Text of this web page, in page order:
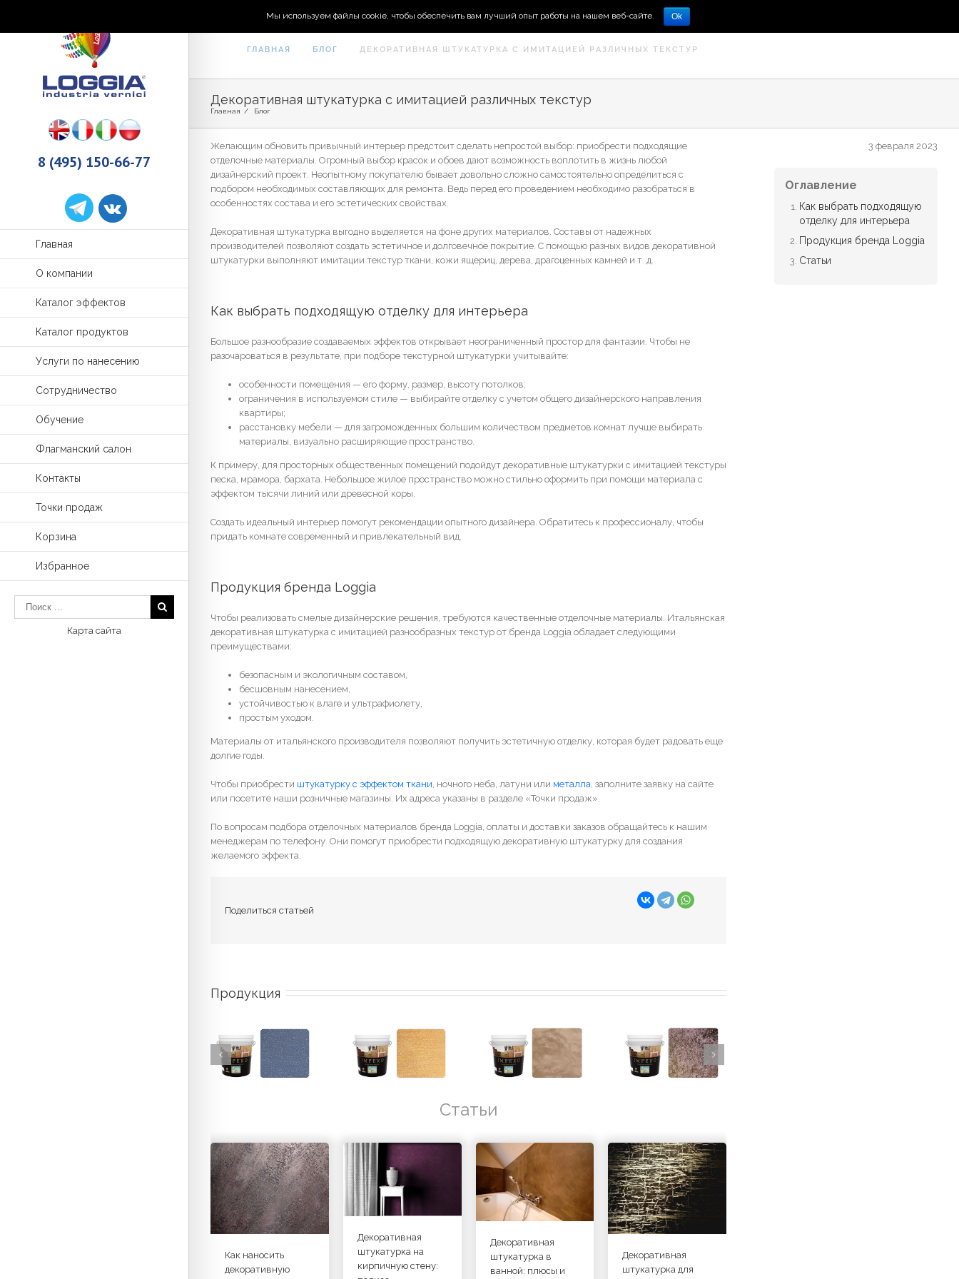
8 (495) 150-66-77
Главная
О компании
Каталог эффектов
Каталог продуктов
Услуги по нанесению
Сотрудничество
Обучение
Флагманский салон
Контакты
Точки продаж
Корзина
Избранное
Карта сайта
ГЛАВНАЯ БЛОГ ДЕКОРАТИВНАЯ ШТУКАТУРКА С ИМИТАЦИЕЙ РАЗЛИЧНЫХ ТЕКСТУР
Декоративная штукатурка с имитацией различных текстур
Главная / Блог
Желающим обновить привычный интерьер предстоит сделать непростой выбор: приобрести подходящие
отделочные материалы. Огромный выбор красок и обоев дают возможность воплотить в жизнь любой
дизайнерский проект. Неопытному покупателю бывает довольно сложно самостоятельно определиться с
подбором необходимых составляющих для ремонта. Ведь перед его проведением необходимо разобраться в
особенностях состава и его эстетических свойствах.
Декоративная штукатурка выгодно выделяется на фоне других материалов. Составы от надежных
производителей позволяют создать эстетичное и долговечное покрытие. С помощью разных видов декоративной
штукатурки выполняют имитации текстур ткани, кожи ящериц, дерева, драгоценных камней и т. д.
Как выбрать подходящую отделку для интерьера
Большое разнообразие создаваемых эффектов открывает неограниченный простор для фантазии. Чтобы не
разочароваться в результате, при подборе текстурной штукатурки учитывайте:
особенности помещения — его форму, размер, высоту потолков;
ограничения в используемом стиле — выбирайте отделку с учетом общего дизайнерского направления
квартиры;
расстановку мебели — для загроможденных большим количеством предметов комнат лучше выбирать
материалы, визуально расширяющие пространство.
К примеру, для просторных общественных помещений подойдут декоративные штукатурки с имитацией текстуры
песка, мрамора, бархата. Небольшое жилое пространство можно стильно оформить при помощи материала с
эффектом тысячи линий или древесной коры.
Создать идеальный интерьер помогут рекомендации опытного дизайнера. Обратитесь к профессионалу, чтобы
придать комнате современный и привлекательный вид.
Продукция бренда Loggia
Чтобы реализовать смелые дизайнерские решения, требуются качественные отделочные материалы. Итальянская
декоративная штукатурка с имитацией разнообразных текстур от бренда Loggia обладает следующими
преимуществами:
безопасным и экологичным составом,
бесшовным нанесением,
устойчивостью к влаге и ультрафиолету,
простым уходом.
Материалы от итальянского производителя позволяют получить эстетичную отделку, которая будет радовать еще
долгие годы.
Чтобы приобрести штукатурку с эффектом ткани , ночного неба, латуни или металла , заполните заявку на сайте
или посетите наши розничные магазины. Их адреса указаны в разделе «Точки продаж».
По вопросам подбора отделочных материалов бренда Loggia, оплаты и доставки заказов обращайтесь к нашим
менеджерам по телефону. Они помогут приобрести подходящую декоративную штукатурку для создания
желаемого эффекта.
Поделиться статьей
Продукция
Декоративная
ткани
LUCE DI
STELLE
0,75 л
Декоративная
ткани ORO
PREZIOSO
NUANCE
0,75 л
Штукатурка
без
блесток
0,75 л
Флоковое
Статьи
Как наносить
декоративную
Декоративная
штукатурка на
кирпичную стену:
Декоративная
штукатурка в
ванной: плюсы и
Декоративная
штукатурка для
3 февраля 2023
Оглавление
Как выбрать подходящую
отделку для интерьера
Продукция бренда Loggia
Статьи
Мы используем файлы cookie, чтобы обеспечить вам лучший опыт работы на нашем веб-сайте. Ok